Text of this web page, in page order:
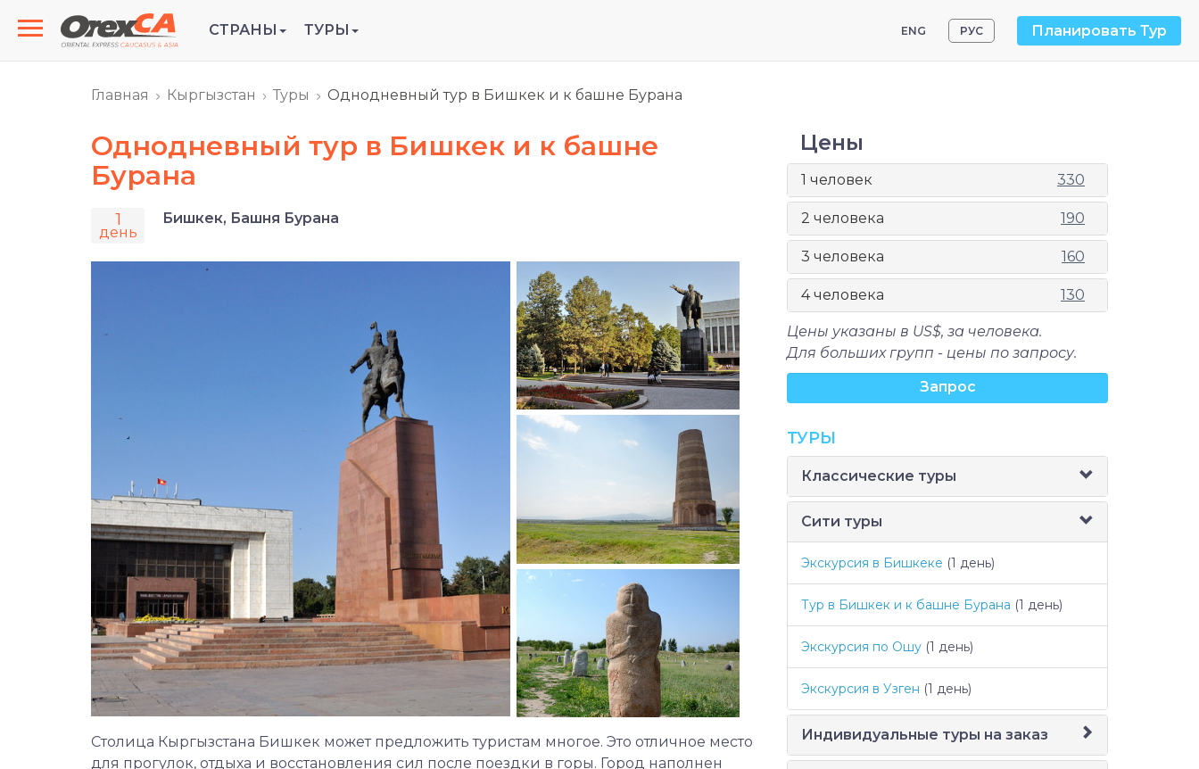
СТРАНЫ ТУРЫ ENG РУС Планировать Тур
Главная Кыргызстан Туры Однодневный тур в Бишкек и к башне Бурана
Однодневный тур в Бишкек и к башне
Бурана
1
день
Бишкек, Башня Бурана
Столица Кыргызстана Бишкек может предложить туристам многое. Это отличное место
для прогулок, отдыха и восстановления сил после поездки в горы. Город наполнен
Цены
1 человек 330
2 человека 190
3 человека 160
4 человека 130
Цены указаны в US$, за человека.
Для больших групп - цены по запросу.
Запрос
ТУРЫ
Классические туры
Сити туры
Экскурсия в Бишкеке (1 день)
Тур в Бишкек и к башне Бурана (1 день)
Экскурсия по Ошу (1 день)
Экскурсия в Узген (1 день)
Индивидуальные туры на заказ